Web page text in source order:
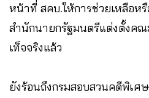
หน้าที่ สคบ.ให้การช่วยเหลือห
สำนักนายกรัฐมนตรีแต่งตั้งคณ
เท็จจริงแล้ว
ยังร้อนถึงกรมสอบสวนคดีพิเศ